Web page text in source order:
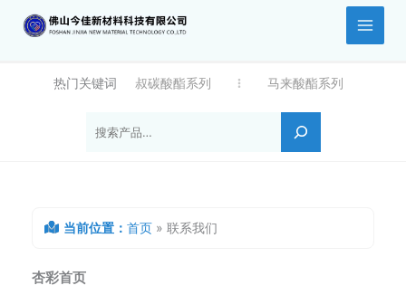
热门关键词 叔碳酸酯系列 马来酸酯系列
索
当前位置： 首页 » 联系我们
杏彩首页